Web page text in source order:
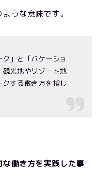
うな意味です。
」と「バケーショ
光地やリゾート地
する働き方を指し
働き方を実践した事